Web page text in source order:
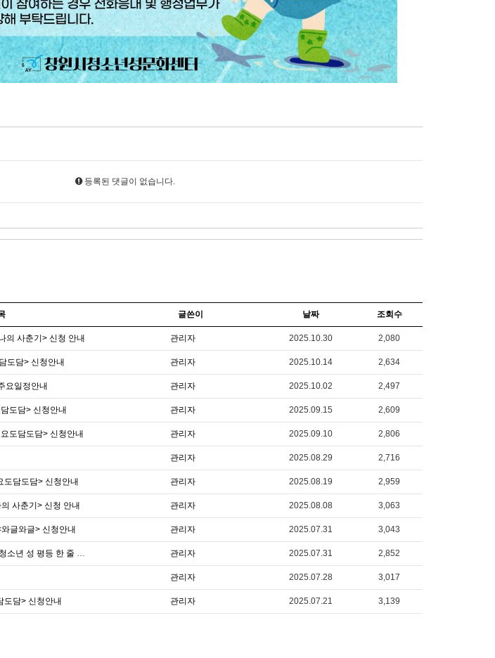
등록된 댓글이 없습니다.
글쓴이 날짜 조회수
의 사춘기> 신청 안내 관리자 2025.10.30 2,080
도담> 신청안내 관리자 2025.10.14 2,634
요일정안내 관리자 2025.10.02 2,497
도담> 신청안내 관리자 2025.09.15 2,609
도담도담> 신청안내 관리자 2025.09.10 2,806
관리자 2025.08.29 2,716
담도담> 신청안내 관리자 2025.08.19 2,959
사춘기> 신청 안내 관리자 2025.08.08 3,063
글와글> 신청안내 관리자 2025.07.31 3,043
2025년 세계 성 건강의 날 맞이 청소년 성 평등 한 줄 공모전 관리자 2025.07.31 2,852
관리자 2025.07.28 3,017
도담> 신청안내 관리자 2025.07.21 3,139